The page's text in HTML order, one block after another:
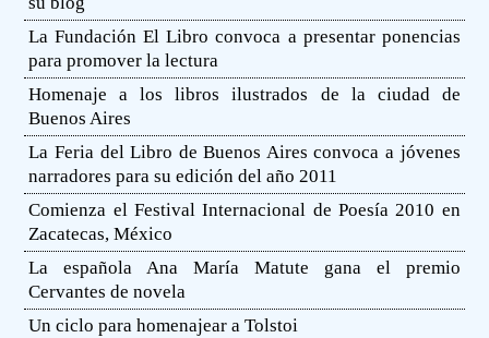
La Fundación El Libro convoca a presentar ponencias
para promover la lectura
Homenaje a los libros ilustrados de la ciudad de
Buenos Aires
La Feria del Libro de Buenos Aires convoca a jóvenes
narradores para su edición del año 2011
Comienza el Festival Internacional de Poesía 2010 en
Zacatecas, México
La española Ana María Matute gana el premio
Cervantes de novela
Un ciclo para homenajear a Tolstoi